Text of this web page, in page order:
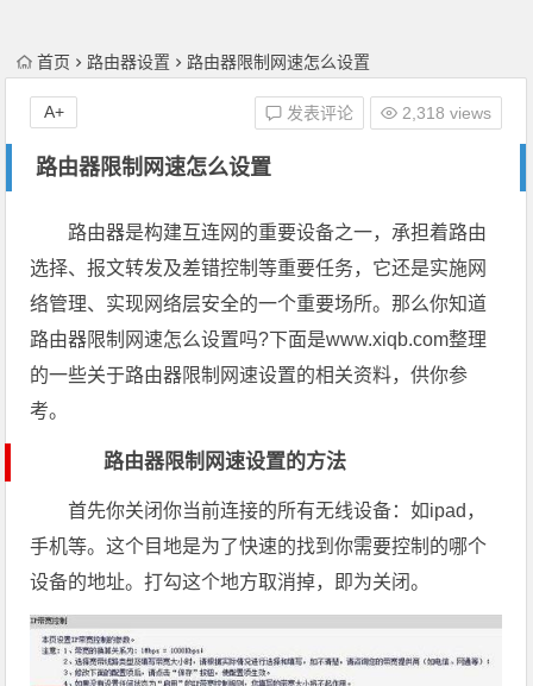
首页 路由器设置 路由器限制网速怎么设置
路由器限制网速怎么设置
发表评论 2,318 views
A+
路由器是构建互连网的重要设备之一，承担着路由
选择、报文转发及差错控制等重要任务，它还是实施网
络管理、实现网络层安全的一个重要场所。那么你知道
路由器限制网速怎么设置吗?下面是www.xiqb.com整理
的一些关于路由器限制网速设置的相关资料，供你参
考。
路由器限制网速设置的方法
首先你关闭你当前连接的所有无线设备：如ipad，
手机等。这个目地是为了快速的找到你需要控制的哪个
设备的地址。打勾这个地方取消掉，即为关闭。